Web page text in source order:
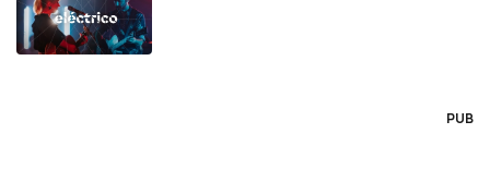
PUB